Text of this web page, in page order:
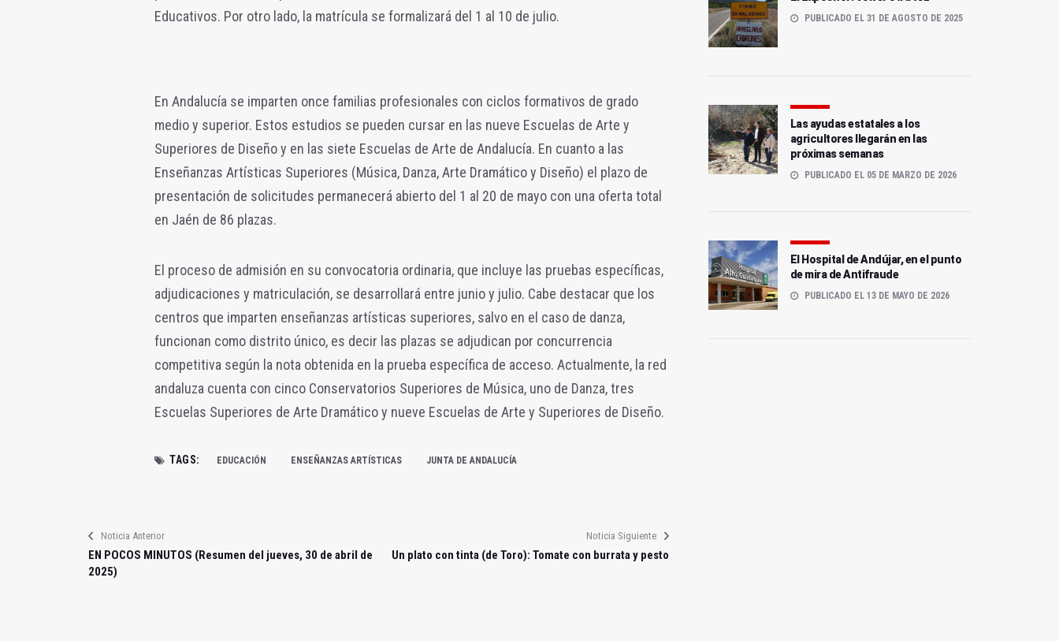
Educativos. Por otro lado, la matrícula se formalizará del 1 al 10 de julio.
En Andalucía se imparten once familias profesionales con ciclos formativos de grado
medio y superior. Estos estudios se pueden cursar en las nueve Escuelas de Arte y
Superiores de Diseño y en las siete Escuelas de Arte de Andalucía. En cuanto a las
Enseñanzas Artísticas Superiores (Música, Danza, Arte Dramático y Diseño) el plazo de
presentación de solicitudes permanecerá abierto del 1 al 20 de mayo con una oferta total
en Jaén de 86 plazas.
El proceso de admisión en su convocatoria ordinaria, que incluye las pruebas específicas,
adjudicaciones y matriculación, se desarrollará entre junio y julio. Cabe destacar que los
centros que imparten enseñanzas artísticas superiores, salvo en el caso de danza,
funcionan como distrito único, es decir las plazas se adjudican por concurrencia
competitiva según la nota obtenida en la prueba específica de acceso. Actualmente, la red
andaluza cuenta con cinco Conservatorios Superiores de Música, uno de Danza, tres
Escuelas Superiores de Arte Dramático y nueve Escuelas de Arte y Superiores de Diseño.
TAGS: EDUCACIÓN ENSEÑANZAS ARTÍSTICAS JUNTA DE ANDALUCÍA
Noticia Anterior
EN POCOS MINUTOS (Resumen del jueves, 30 de abril de
2025)
Noticia Siguiente
Un plato con tinta (de Toro): Tomate con burrata y pesto
PUBLICADO EL 31 DE AGOSTO DE 2025
Las ayudas estatales a los
agricultores llegarán en las
próximas semanas
PUBLICADO EL 05 DE MARZO DE 2026
El Hospital de Andújar, en el punto
de mira de Antifraude
PUBLICADO EL 13 DE MAYO DE 2026